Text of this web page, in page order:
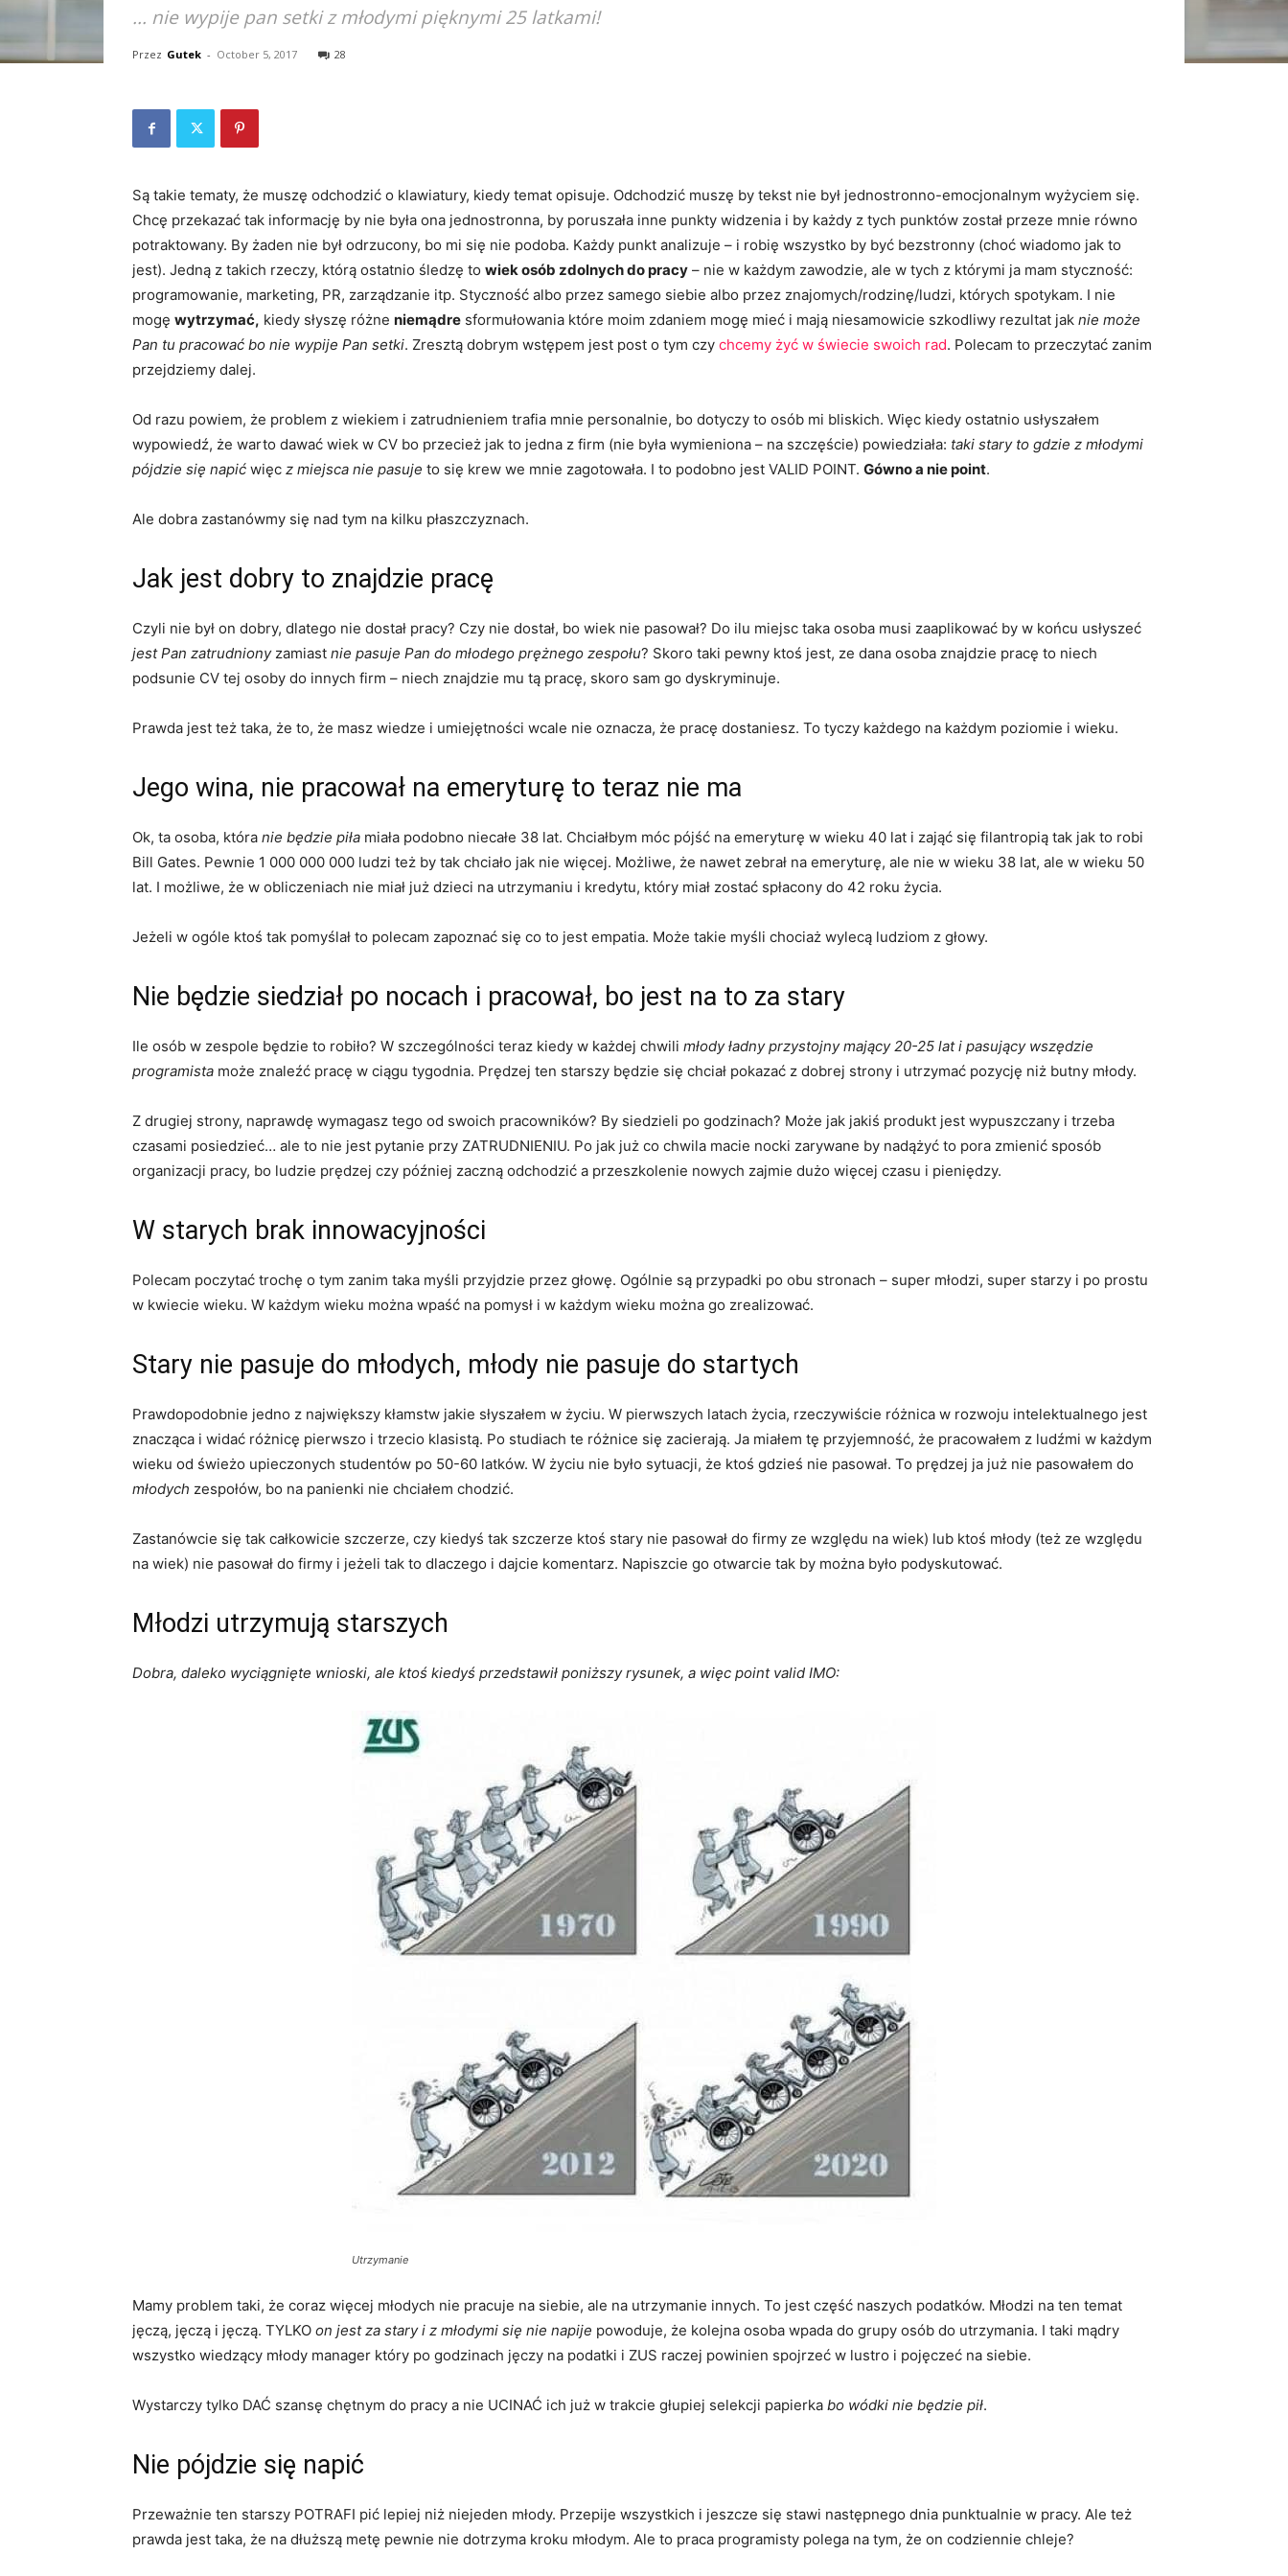
... nie wypije pan setki z młodymi pięknymi 25 latkami!
Przez Gutek - October 5, 2017 28
Są takie tematy, że muszę odchodzić o klawiatury, kiedy temat opisuje. Odchodzić muszę by tekst nie był jednostronno-emocjonalnym wyżyciem się.
Chcę przekazać tak informację by nie była ona jednostronna, by poruszała inne punkty widzenia i by każdy z tych punktów został przeze mnie równo
potraktowany. By żaden nie był odrzucony, bo mi się nie podoba. Każdy punkt analizuje – i robię wszystko by być bezstronny (choć wiadomo jak to
jest). Jedną z takich rzeczy, którą ostatnio śledzę to wiek osób zdolnych do pracy – nie w każdym zawodzie, ale w tych z którymi ja mam styczność:
programowanie, marketing, PR, zarządzanie itp. Styczność albo przez samego siebie albo przez znajomych/rodzinę/ludzi, których spotykam. I nie
mogę wytrzymać, kiedy słyszę różne niemądre sformułowania które moim zdaniem mogę mieć i mają niesamowicie szkodliwy rezultat jak nie może
Pan tu pracować bo nie wypije Pan setki. Zresztą dobrym wstępem jest post o tym czy chcemy żyć w świecie swoich rad. Polecam to przeczytać zanim
przejdziemy dalej.
Od razu powiem, że problem z wiekiem i zatrudnieniem trafia mnie personalnie, bo dotyczy to osób mi bliskich. Więc kiedy ostatnio usłyszałem
wypowiedź, że warto dawać wiek w CV bo przecież jak to jedna z firm (nie była wymieniona – na szczęście) powiedziała: taki stary to gdzie z młodymi
pójdzie się napić więc z miejsca nie pasuje to się krew we mnie zagotowała. I to podobno jest VALID POINT. Gówno a nie point.
Ale dobra zastanówmy się nad tym na kilku płaszczyznach.
Jak jest dobry to znajdzie pracę
Czyli nie był on dobry, dlatego nie dostał pracy? Czy nie dostał, bo wiek nie pasował? Do ilu miejsc taka osoba musi zaaplikować by w końcu usłyszeć
jest Pan zatrudnionyzamiast nie pasuje Pan do młodego prężnego zespołu? Skoro taki pewny ktoś jest, ze dana osoba znajdzie pracę to niech
podsunie CV tej osoby do innych firm – niech znajdzie mu tą pracę, skoro sam go dyskryminuje.
Prawda jest też taka, że to, że masz wiedze i umiejętności wcale nie oznacza, że pracę dostaniesz. To tyczy każdego na każdym poziomie i wieku.
Jego wina, nie pracował na emeryturę to teraz nie ma
Ok, ta osoba, która nie będzie piła miała podobno niecałe 38 lat. Chciałbym móc pójść na emeryturę w wieku 40 lat i zająć się filantropią tak jak to robi
Bill Gates. Pewnie 1 000 000 000 ludzi też by tak chciało jak nie więcej. Możliwe, że nawet zebrał na emeryturę, ale nie w wieku 38 lat, ale w wieku 50
lat. I możliwe, że w obliczeniach nie miał już dzieci na utrzymaniu i kredytu, który miał zostać spłacony do 42 roku życia.
Jeżeli w ogóle ktoś tak pomyślał to polecam zapoznać się co to jest empatia. Może takie myśli chociaż wylecą ludziom z głowy.
Nie będzie siedział po nocach i pracował, bo jest na to za stary
Ile osób w zespole będzie to robiło? W szczególności teraz kiedy w każdej chwili młody ładny przystojny mający 20-25 lat i pasujący wszędzie
programista może znaleźć pracę w ciągu tygodnia. Prędzej ten starszy będzie się chciał pokazać z dobrej strony i utrzymać pozycję niż butny młody.
Z drugiej strony, naprawdę wymagasz tego od swoich pracowników? By siedzieli po godzinach? Może jak jakiś produkt jest wypuszczany i trzeba
czasami posiedzieć… ale to nie jest pytanie przy ZATRUDNIENIU. Po jak już co chwila macie nocki zarywane by nadążyć to pora zmienić sposób
organizacji pracy, bo ludzie prędzej czy później zaczną odchodzić a przeszkolenie nowych zajmie dużo więcej czasu i pieniędzy.
W starych brak innowacyjności
Polecam poczytać trochę o tym zanim taka myśli przyjdzie przez głowę. Ogólnie są przypadki po obu stronach – super młodzi, super starzy i po prostu
w kwiecie wieku. W każdym wieku można wpaść na pomysł i w każdym wieku można go zrealizować.
Stary nie pasuje do młodych, młody nie pasuje do startych
Prawdopodobnie jedno z największy kłamstw jakie słyszałem w życiu. W pierwszych latach życia, rzeczywiście różnica w rozwoju intelektualnego jest
znacząca i widać różnicę pierwszo i trzecio klasistą. Po studiach te różnice się zacierają. Ja miałem tę przyjemność, że pracowałem z ludźmi w każdym
wieku od świeżo upieczonych studentów po 50-60 latków. W życiu nie było sytuacji, że ktoś gdzieś nie pasował. To prędzej ja już nie pasowałem do
młodych zespołów, bo na panienki nie chciałem chodzić.
Zastanówcie się tak całkowicie szczerze, czy kiedyś tak szczerze ktoś stary nie pasował do firmy ze względu na wiek) lub ktoś młody (też ze względu
na wiek) nie pasował do firmy i jeżeli tak to dlaczego i dajcie komentarz. Napiszcie go otwarcie tak by można było podyskutować.
Młodzi utrzymują starszych
Dobra, daleko wyciągnięte wnioski, ale ktoś kiedyś przedstawił poniższy rysunek, a więc point valid IMO:
Utrzymanie
Mamy problem taki, że coraz więcej młodych nie pracuje na siebie, ale na utrzymanie innych. To jest część naszych podatków. Młodzi na ten temat
jęczą, jęczą i jęczą. TYLKO on jest za stary i z młodymi się nie napije powoduje, że kolejna osoba wpada do grupy osób do utrzymania. I taki mądry
wszystko wiedzący młody manager który po godzinach jęczy na podatki i ZUS raczej powinien spojrzeć w lustro i pojęczeć na siebie.
Wystarczy tylko DAĆ szansę chętnym do pracy a nie UCINAĆ ich już w trakcie głupiej selekcji papierka bo wódki nie będzie pił.
Nie pójdzie się napić
Przeważnie ten starszy POTRAFI pić lepiej niż niejeden młody. Przepije wszystkich i jeszcze się stawi następnego dnia punktualnie w pracy. Ale też
prawda jest taka, że na dłuższą metę pewnie nie dotrzyma kroku młodym. Ale to praca programisty polega na tym, że on codziennie chleje?